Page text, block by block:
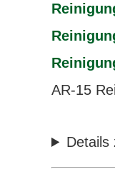
AR-15
Details